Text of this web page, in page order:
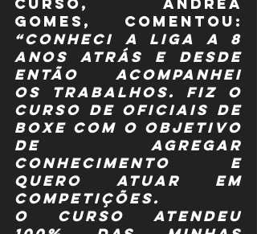
curso, Andrea
“Conheci a Liga a 8
anos atrás e desde
então acompanhei
os trabalhos. Fiz o
curso de oficiais de
boxe com o objetivo
de agregar
conhecimento e
quero atuar em
competições.
O curso atendeu